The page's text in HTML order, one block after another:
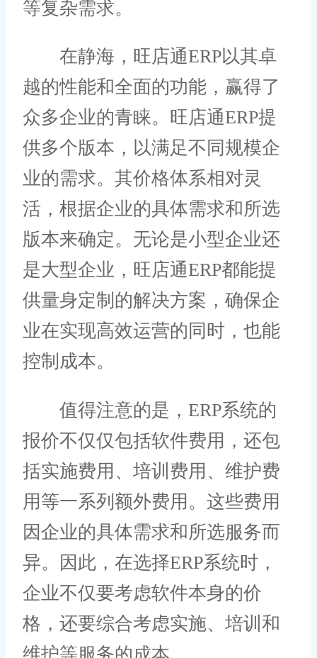
等复杂需求。
在静海，旺店通ERP以其卓
越的性能和全面的功能，赢得了
众多企业的青睐。旺店通ERP提
供多个版本，以满足不同规模企
业的需求。其价格体系相对灵
活，根据企业的具体需求和所选
版本来确定。无论是小型企业还
是大型企业，旺店通ERP都能提
供量身定制的解决方案，确保企
业在实现高效运营的同时，也能
控制成本。
值得注意的是，ERP系统的
报价不仅仅包括软件费用，还包
括实施费用、培训费用、维护费
用等一系列额外费用。这些费用
因企业的具体需求和所选服务而
异。因此，在选择ERP系统时，
企业不仅要考虑软件本身的价
格，还要综合考虑实施、培训和